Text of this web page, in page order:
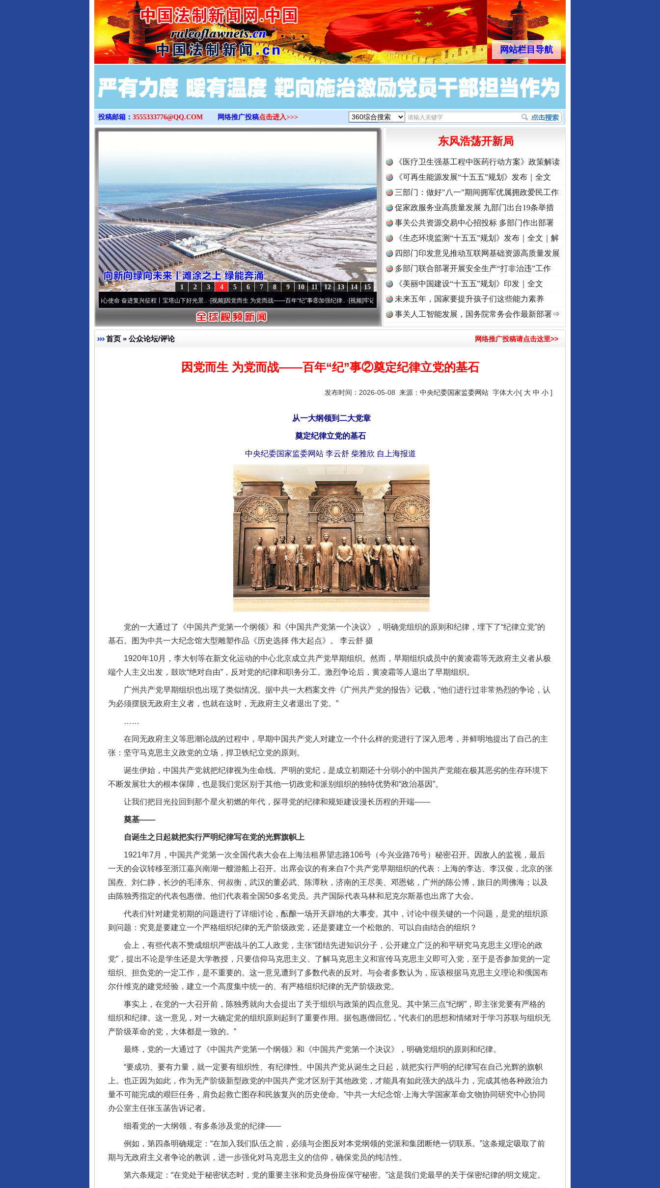
>
网站栏目导航
投稿邮箱： 3555333776@QQ.COM 网络推广投稿点击进入>>>
15
14
13
12
11
10
9
8
7
6
5
4
3
2
1
牢记初心使命 奋进复兴征程丨宝塔山下好光景..·[视频]因党而生 为党而战——百年“纪”事⑧加强纪律..·[视频]牢记初心使命 奋进复兴征程丨“转折之城”激荡..·[视频]牢记初心使命 奋进复兴征程丨红船起航处 潮起..
东风浩荡开新局
《医疗卫生强基工程中医药行动方案》政策解读
《可再生能源发展“十五五”规划》发布｜全文
三部门：做好"八一"期间拥军优属拥政爱民工作
促家政服务业高质量发展 九部门出台19条举措
事关公共资源交易中心招投标 多部门作出部署
《生态环境监测“十五五”规划》发布｜全文｜解
读
四部门印发意见推动互联网基础资源高质量发展
多部门联合部署开展安全生产“打非治违”工作
《美丽中国建设“十五五”规划》印发｜全文
未来五年，国家要提升孩子们这些能力素养
事关人工智能发展，国务院常务会作最新部署⇒
首页 » 公众论坛/评论 网络推广投稿请点击这里>>
因党而生 为党而战——百年“纪”事②奠定纪律立党的基石
发布时间：2026-05-08 来源： 中央纪委国家监委网站 字体大小[ 大 中 小 ]
从一大纲领到二大党章
奠定纪律立党的基石
中央纪委国家监委网站 李云舒 柴雅欣 自上海报道
党的一大通过了《中国共产党第一个纲领》和《中国共产党第一个决议》，明确党组织的原则和纪律，埋下了“纪律立党”的
基石。图为中共一大纪念馆大型雕塑作品《历史选择 伟大起点》。 李云舒 摄
1920年10月，李大钊等在新文化运动的中心北京成立共产党早期组织。然而，早期组织成员中的黄凌霜等无政府主义者从极
端个人主义出发，鼓吹“绝对自由”，反对党的纪律和职务分工。激烈争论后，黄凌霜等人退出了早期组织。
广州共产党早期组织也出现了类似情况。据中共一大档案文件《广州共产党的报告》记载，“他们进行过非常热烈的争论，认
为必须摆脱无政府主义者，也就在这时，无政府主义者退出了党。”
……
在同无政府主义等思潮论战的过程中，早期中国共产党人对建立一个什么样的党进行了深入思考，并鲜明地提出了自己的主
张：坚守马克思主义政党的立场，捍卫铁纪立党的原则。
诞生伊始，中国共产党就把纪律视为生命线。严明的党纪，是成立初期还十分弱小的中国共产党能在极其恶劣的生存环境下
不断发展壮大的根本保障，也是我们党区别于其他一切政党和派别组织的独特优势和“政治基因”。
让我们把目光拉回到那个星火初燃的年代，探寻党的纪律和规矩建设漫长历程的开端——
奠基——
自诞生之日起就把实行严明纪律写在党的光辉旗帜上
1921年7月，中国共产党第一次全国代表大会在上海法租界望志路106号（今兴业路76号）秘密召开。因敌人的监视，最后
一天的会议转移至浙江嘉兴南湖一艘游船上召开。出席会议的有来自7个共产党早期组织的代表：上海的李达、李汉俊，北京的张
国焘、刘仁静，长沙的毛泽东、何叔衡，武汉的董必武、陈潭秋，济南的王尽美、邓恩铭，广州的陈公博，旅日的周佛海；以及
由陈独秀指定的代表包惠僧。他们代表着全国50多名党员。共产国际代表马林和尼克尔斯基也出席了大会。
代表们针对建党初期的问题进行了详细讨论，酝酿一场开天辟地的大事变。其中，讨论中很关键的一个问题，是党的组织原
则问题：究竟是要建立一个严格组织纪律的无产阶级政党，还是要建立一个松散的、可以自由结合的组织？
会上，有些代表不赞成组织严密战斗的工人政党，主张“团结先进知识分子，公开建立广泛的和平研究马克思主义理论的政
党”，提出不论是学生还是大学教授，只要信仰马克思主义、了解马克思主义和宣传马克思主义即可入党，至于是否参加党的一定
组织、担负党的一定工作，是不重要的。这一意见遭到了多数代表的反对。与会者多数认为，应该根据马克思主义理论和俄国布
尔什维克的建党经验，建立一个高度集中统一的、有严格组织纪律的无产阶级政党。
事实上，在党的一大召开前，陈独秀就向大会提出了关于组织与政策的四点意见。其中第三点“纪纲”，即主张党要有严格的
组织和纪律。这一意见，对一大确定党的组织原则起到了重要作用。据包惠僧回忆，“代表们的思想和情绪对于学习苏联与组织无
产阶级革命的党，大体都是一致的。”
最终，党的一大通过了《中国共产党第一个纲领》和《中国共产党第一个决议》，明确党组织的原则和纪律。
“要成功、要有力量，就一定要有组织性、有纪律性。中国共产党从诞生之日起，就把实行严明的纪律写在自己光辉的旗帜
上。也正因为如此，作为无产阶级新型政党的中国共产党才区别于其他政党，才能具有如此强大的战斗力，完成其他各种政治力
量不可能完成的艰巨任务，肩负起救亡图存和民族复兴的历史使命。”中共一大纪念馆·上海大学国家革命文物协同研究中心协同
办公室主任张玉菡告诉记者。
细看党的一大纲领，有多条涉及党的纪律——
例如，第四条明确规定：“在加入我们队伍之前，必须与企图反对本党纲领的党派和集团断绝一切联系。”这条规定吸取了前
期与无政府主义者争论的教训，进一步强化对马克思主义的信仰，确保党员的纯洁性。
第六条规定：“在党处于秘密状态时，党的重要主张和党员身份应保守秘密。”这是我们党最早的关于保密纪律的明文规定。